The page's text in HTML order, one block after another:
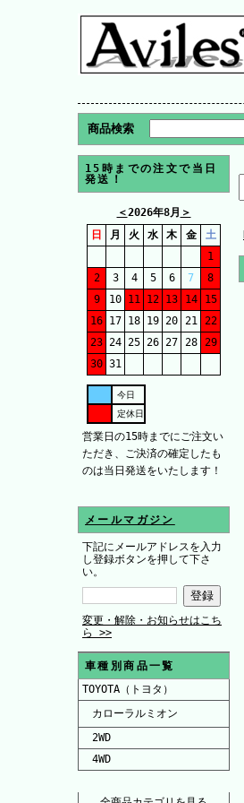
商品検索
15時までの注文で当日
発送！
＜2026年8月 ＞
日
月 火 水 木 金
土
1
2
3 4 5 6 7
8
9
10 11 12 13 14
15
16 17 18 19 20 21
22
23 24 25 26 27 28
29
30 31
今日
定休日
営業日の15時までにご注文い
ただき、ご決済の確定したも
のは当日発送をいたします！
メールマガジン
下記にメールアドレスを入力
し登録ボタンを押して下さ
い。
変更・解除・お知らせはこち
ら >>
車種別商品一覧
TOYOTA（トヨタ）
カローラルミオン
2WD
4WD